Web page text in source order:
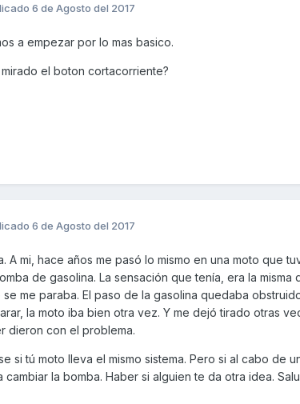
6 de Agosto del 2017
a empezar por lo mas basico.
mirado el boton cortacorriente?
6 de Agosto del 2017
A mi, hace años me pasó lo mismo en una moto que
de gasolina. La sensación que tenía, era la
se me paraba. El paso de la gasolina quedaba
la moto iba bien otra vez. Y me dejó tirado otras
dieron con el problema.
si tú moto lleva el mismo sistema. Pero si al cabo de
cambiar la bomba. Haber si alguien te da otra idea.